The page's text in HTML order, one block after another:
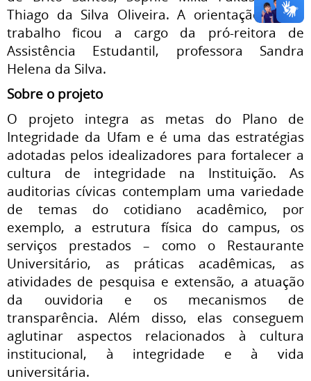
Thiago da Silva Oliveira. A orientação desse
trabalho ficou a cargo da pró-reitora de
Assistência Estudantil, professora Sandra
Helena da Silva.
Sobre o projeto
O projeto integra as metas do Plano de
Integridade da Ufam e é uma das estratégias
adotadas pelos idealizadores para fortalecer a
cultura de integridade na Instituição. As
auditorias cívicas contemplam uma variedade
de temas do cotidiano acadêmico, por
exemplo, a estrutura física do campus, os
serviços prestados – como o Restaurante
Universitário, as práticas acadêmicas, as
atividades de pesquisa e extensão, a atuação
da ouvidoria e os mecanismos de
transparência. Além disso, elas conseguem
aglutinar aspectos relacionados à cultura
institucional, à integridade e à vida
universitária.